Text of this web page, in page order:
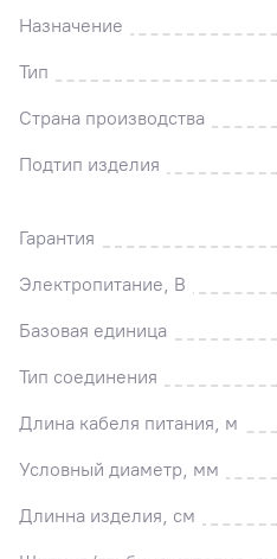
Назначение
Тип
Страна производства
Подтип изделия
Гарантия
Электропитание, В
Базовая единица
Тип соединения
Длина кабеля питания, м
Условный диаметр, мм
Длинна изделия, см